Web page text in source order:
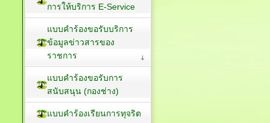
การให้บริการ E-Service
แบบคำร้องขอรับบริการ
ข้อมูลข่าวสารของ
ราชการ
แบบคำร้องขอรับการ
สนับสนุน (กองช่าง)
แบบคำร้องเรียนการทุจริต